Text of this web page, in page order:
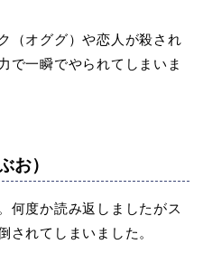
（オググ）や恋人が殺され
で一瞬でやられてしまいま
お）
何度か読み返しましたがス
されてしまいました。